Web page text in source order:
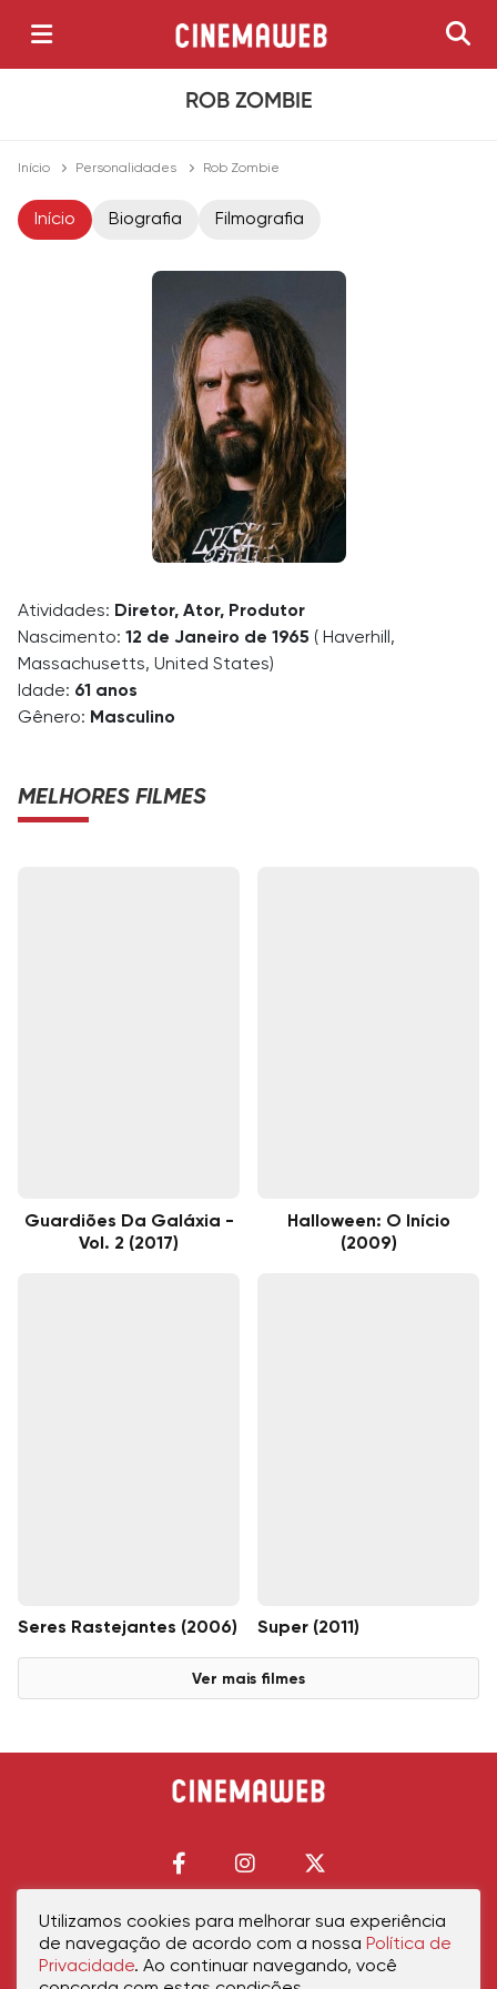
ROB ZOMBIE
Início Personalidades Rob Zombie
Início Biografia Filmografia
Atividades: Diretor, Ator, Produtor
Nascimento: 12 de Janeiro de 1965 ( Haverhill,
Massachusetts, United States)
Idade: 61 anos
Gênero: Masculino
MELHORES FILMES
Guardiões Da Galáxia -
Vol. 2 (2017)
Halloween: O Início
(2009)
Seres Rastejantes (2006) Super (2011)
Ver mais filmes
Início Política de PrivacidadePolítica de CookiesContatoSobre Nós
Utilizamos cookies para melhorar sua experiência
de navegação de acordo com a nossa Política de
Privacidade. Ao continuar navegando, você